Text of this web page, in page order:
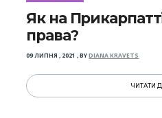
Як на
права?
09 ЛИПНЯ , 2021 ,BYDIANA KRAVETS
ЧИТАТИ